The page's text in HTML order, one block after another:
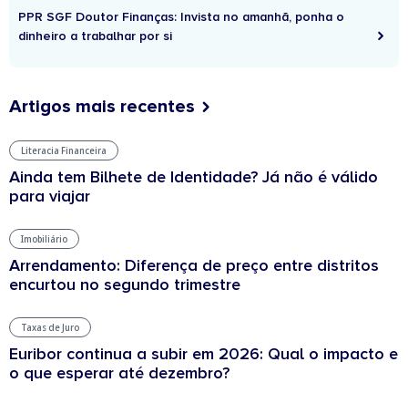
PPR SGF Doutor Finanças: Invista no amanhã, ponha o
dinheiro a trabalhar por si
Artigos mais recentes
Literacia Financeira
Ainda tem Bilhete de Identidade? Já não é válido
para viajar
Imobiliário
Arrendamento: Diferença de preço entre distritos
encurtou no segundo trimestre
Taxas de Juro
Euribor continua a subir em 2026: Qual o impacto e
o que esperar até dezembro?